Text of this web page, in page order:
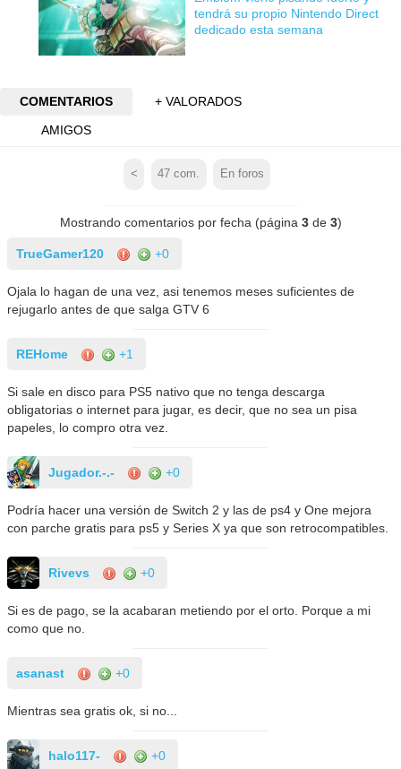
tendrá su propio Nintendo Direct
dedicado esta semana
COMENTARIOS
+ VALORADOS
AMIGOS
< 47 com. En foros
Mostrando comentarios por fecha (página 3de 3)
TrueGamer120 +0
Ojala lo hagan de una vez, asi tenemos meses suficientes de
rejugarlo antes de que salga GTV 6
REHome +1
Si sale en disco para PS5 nativo que no tenga descarga
obligatorias o internet para jugar, es decir, que no sea un pisa
papeles, lo compro otra vez.
Jugador.-.- +0
Podría hacer una versión de Switch 2 y las de ps4 y One mejora
con parche gratis para ps5 y Series X ya que son retrocompatibles.
Rivevs +0
Si es de pago, se la acabaran metiendo por el orto. Porque a mi
como que no.
asanast +0
Mientras sea gratis ok, si no...
halo117- +0